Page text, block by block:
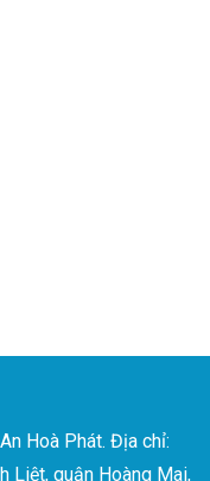
Hoà Phát. Địa chỉ:
Liệt, quận Hoàng Mai,